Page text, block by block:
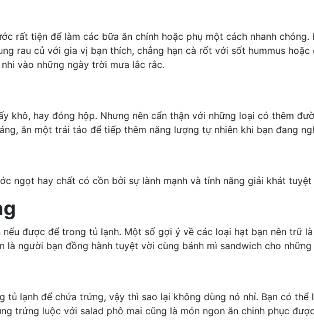
rất tiện để làm các bữa ăn chính hoặc phụ một cách nhanh
rau củ với gia vị bạn thích, chẳng hạn cà rốt với sốt hummus hoặc
vào những ngày trời mưa lắc rắc.
khô, hay đóng hộp. Nhưng nên cẩn thận với những loại có thêm
ăn một trái táo để tiếp thêm năng lượng tự nhiên khi bạn đang
ngọt hay chất có cồn bởi sự lành mạnh và tính năng giải khát
được để trong tủ lạnh. Một số gợi ý về các loại hạt bạn nên trữ
là người bạn đồng hành tuyệt vời cùng bánh mì sandwich cho
tủ lạnh để chứa trứng, vậy thì sao lại không dùng nó nhỉ. Bạn có
trứng luộc với salad phô mai cũng là món ngon ăn chinh phục